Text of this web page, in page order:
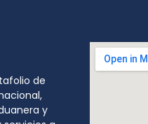
de
y